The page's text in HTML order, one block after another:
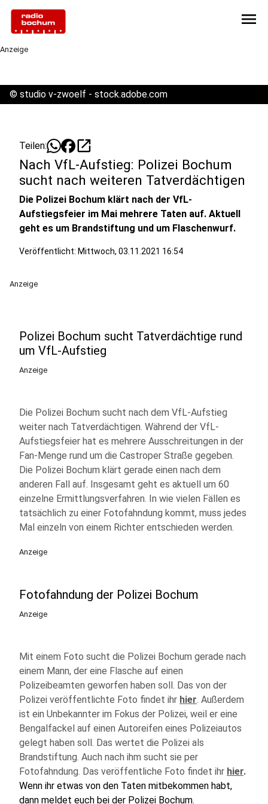
menu
Anzeige
© studio v-zwoelf - stock.adobe.com
Teilen: open_in_new
Nach VfL-Aufstieg: Polizei Bochum
sucht nach weiteren Tatverdächtigen
Die Polizei Bochum klärt nach der VfL-
Aufstiegsfeier im Mai mehrere Taten auf. Aktuell
geht es um Brandstiftung und um Flaschenwurf.
Veröffentlicht: Mittwoch, 03.11.2021 16:54
Anzeige
Polizei Bochum sucht Tatverdächtige rund
um VfL-Aufstieg
Anzeige
Die Polizei Bochum sucht nach dem VfL-Aufstieg
weiter nach Tatverdächtigen. Während der VfL-
Aufstiegsfeier hat es mehrere Ausschreitungen in der
Fan-Menge rund um die Castroper Straße gegeben.
Die Polizei Bochum klärt gerade einen nach dem
anderen Fall auf. Insgesamt geht es aktuell um 60
einzelne Ermittlungsverfahren. In wie vielen Fällen es
tatsächlich zu einer Fotofahndung kommt, muss jedes
Mal einzeln von einem Richter entschieden werden.
Anzeige
Fotofahndung der Polizei Bochum
Anzeige
Mit einem Foto sucht die Polizei Bochum gerade nach
einem Mann, der eine Flasche auf einen
Polizeibeamten geworfen haben soll. Das von der
Polizei veröffentlichte Foto findet ihr hier. Außerdem
ist ein Unbekannter im Fokus der Polizei, weil er eine
Bengalfackel auf einen Autoreifen eines Polizeiautos
gelegt haben soll. Das wertet die Polizei als
Brandstiftung. Auch nach ihm sucht sie per
Fotofahndung. Das veröffentliche Foto findet ihr hier.
Wenn ihr etwas von den Taten mitbekommen habt,
dann meldet euch bei der Polizei Bochum.